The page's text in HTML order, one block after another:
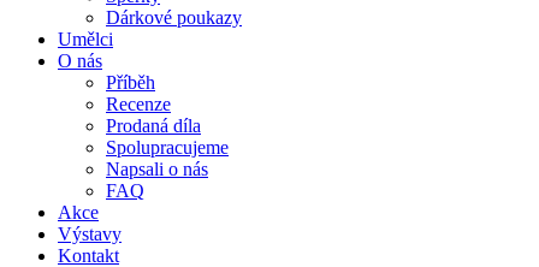
Dárkové poukazy
Umělci
O nás
Příběh
Recenze
Prodaná díla
Spolupracujeme
Napsali o nás
FAQ
Akce
Výstavy
Kontakt